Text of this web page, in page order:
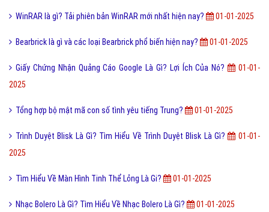
WinRAR là gì? Tải phiên bản WinRAR mới nhất hiện nay? 01-01-2025
Bearbrick là gì và các loại Bearbrick phổ biến hiện nay? 01-01-2025
Giấy Chứng Nhận Quảng Cáo Google Là Gì? Lợi Ích Của Nó?
01-01-
2025
Tổng hợp bộ mật mã con số tình yêu tiếng Trung? 01-01-2025
Trình Duyệt Blisk Là Gì? Tìm Hiểu Về Trình Duyệt Blisk Là Gì?
01-01-
2025
Tìm Hiểu Về Màn Hình Tinh Thể Lỏng Là Gi? 01-01-2025
Nhạc Bolero Là Gì? Tìm Hiểu Về Nhạc Bolero Là Gì? 01-01-2025